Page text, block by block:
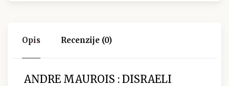
Opis Recenzije (0)
ANDRE MAUROIS : DISRAELI